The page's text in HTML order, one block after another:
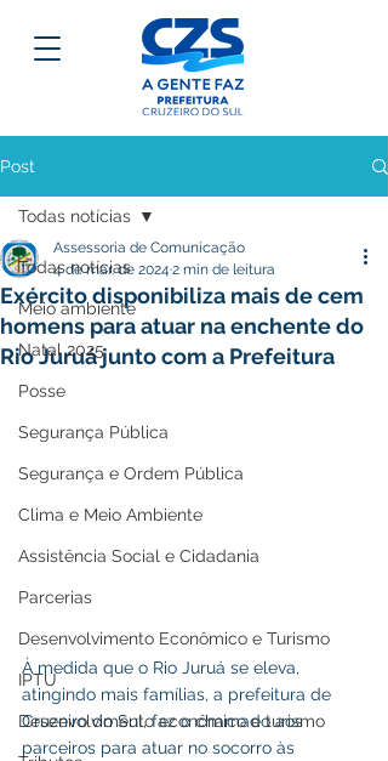
Post
Todas notícias
Meio ambiente
Natal 2025
Posse
Segurança Pública
Segurança e Ordem Pública
Clima e Meio Ambiente
Assistência Social e Cidadania
Parcerias
Desenvolvimento Econômico e Turismo
IPTU
Desenvolvimento econômico e turismo
Todas notícias
Exército disponibiliza mais de cem
homens para atuar na enchente do
Rio Juruá junto com a Prefeitura
Assessoria de Comunicação
4 de mar. de 2024 2 min de leitura
À medida que o Rio Juruá se eleva,
atingindo mais famílias, a prefeitura de
Cruzeiro do Sul, faz o chamado aos
parceiros para atuar no socorro às